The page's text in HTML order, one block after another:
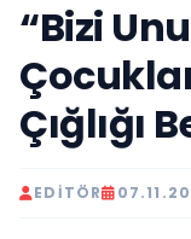
“Bizi
Çığlığı
EDITÖR